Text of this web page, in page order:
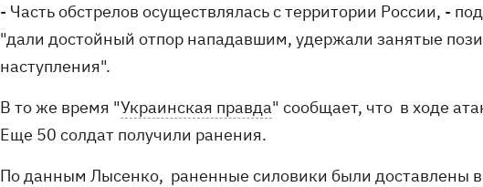
- Часть обстрелов осуществлялась с территории России, -
"дали достойный отпор нападавшим, удержали занятые
наступления".
В то же время "Украинская правда" сообщает, что в ходе
Еще 50 солдат получили ранения.
По данным Лысенко, раненные силовики были доставлены